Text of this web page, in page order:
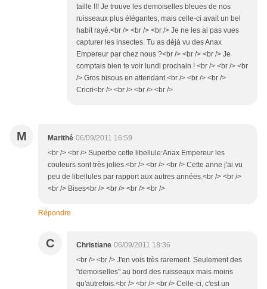
taille !!! Je trouve les demoiselles bleues de nos
ruisseaux plus élégantes, mais celle-ci avait un bel
habit rayé.<br /> <br /> <br /> Je ne les ai pas vues
capturer les insectes. Tu as déjà vu des Anax
Empereur par chez nous ?<br /> <br /> <br /> Je
comptais bien te voir lundi prochain ! <br /> <br /> <br
/> Gros bisous en attendant.<br /> <br /> <br />
Cricri<br /> <br /> <br /> <br />
M Marithé 06/09/2011 16:59
<br /> <br /> Superbe cette libellule:Anax Empereur les
couleurs sont très jolies.<br /> <br /> <br /> Cette anne j'ai vu
peu de libellules par rapport aux autres années.<br /> <br />
<br /> Bises<br /> <br /> <br /> <br />
Répondre
C Christiane 06/09/2011 18:36
<br /> <br /> J'en vois très rarement. Seulement des
"demoiselles" au bord des ruisseaux mais moins
qu'autrefois.<br /> <br /> <br /> Celle-ci, c'est un